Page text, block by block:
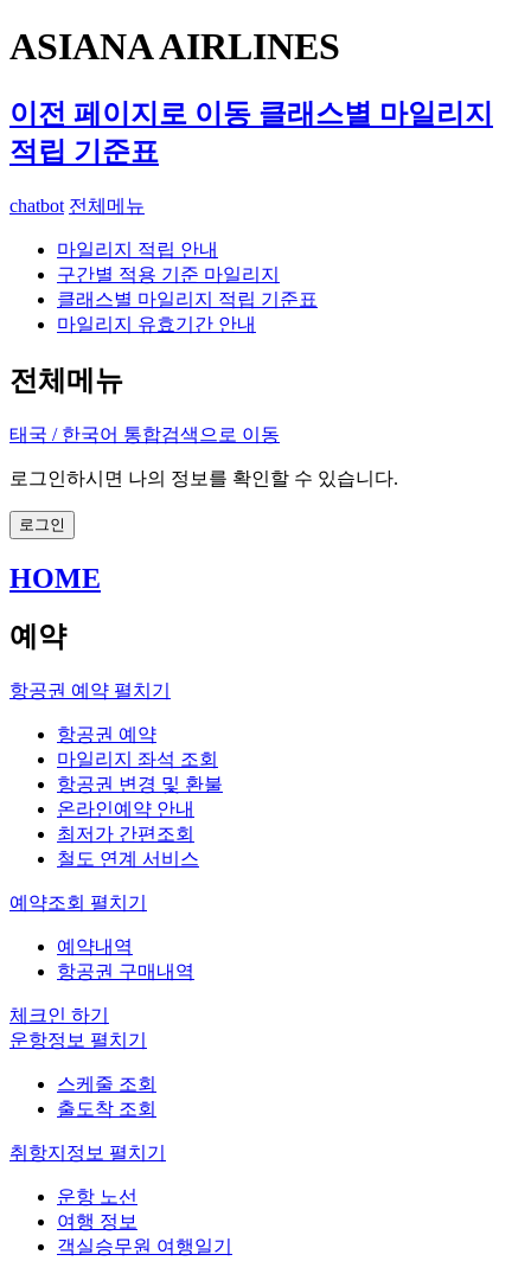
ASIANA AIRLINES
이전 페이지로 이동 클래스별 마일리지
적립 기준표
chatbot 전체메뉴
마일리지 적립 안내
구간별 적용 기준 마일리지
클래스별 마일리지 적립 기준표
마일리지 유효기간 안내
전체메뉴
태국 / 한국어 통합검색으로 이동
로그인하시면 나의 정보를 확인할 수 있습니다.
로그인
HOME
예약
항공권 예약 펼치기
항공권 예약
마일리지 좌석 조회
항공권 변경 및 환불
온라인예약 안내
최저가 간편조회
철도 연계 서비스
예약조회 펼치기
예약내역
항공권 구매내역
체크인 하기
운항정보 펼치기
스케줄 조회
출도착 조회
취항지정보 펼치기
운항 노선
여행 정보
객실승무원 여행일기